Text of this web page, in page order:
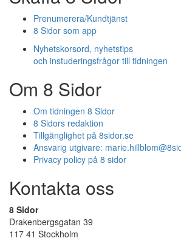
Prenumerera/Kundtjänst
8 Sidor som app
Nyhetskorsord, nyhetstips
och instuderingsfrågor till tidningen
Om 8 Sidor
Om tidningen 8 Sidor
8 Sidors redaktion
Tillgänglighet på 8sidor.se
Ansvarig utgivare:
Privacy policy på 8 sidor
Kontakta oss
8 Sidor
Drakenbergsgatan 39
117 41 Stockholm